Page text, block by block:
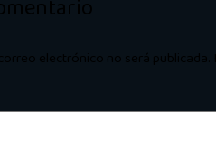
electrónico no será publicada.